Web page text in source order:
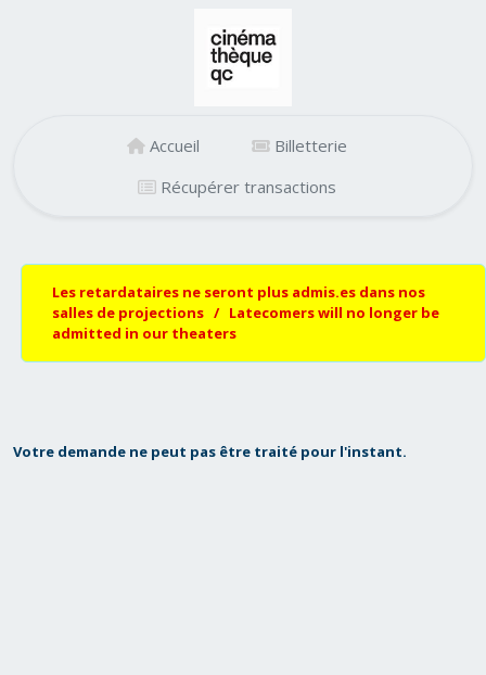
Accueil
Billetterie
Récupérer transactions
Les retardataires ne seront plus admis.es dans nos
salles de projections / Latecomers will no longer be
admitted in our theaters
Votre demande ne peut pas être traité pour l'instant.